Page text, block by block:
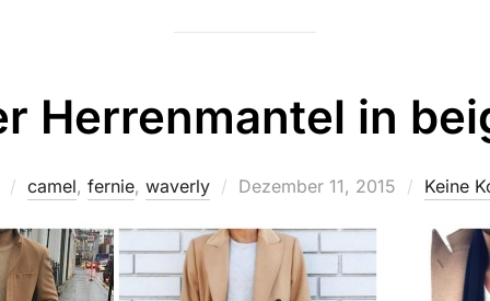
Herrenmantel in
camel, fernie, waverly
Veröffentlicht
Dezember 11, 2015 Keine